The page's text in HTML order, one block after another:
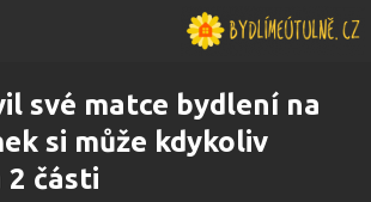
své matce bydlení na
si může kdykoliv
části